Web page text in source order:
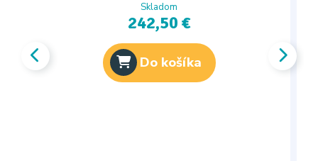
Skladom
242,50 €
Do košíka